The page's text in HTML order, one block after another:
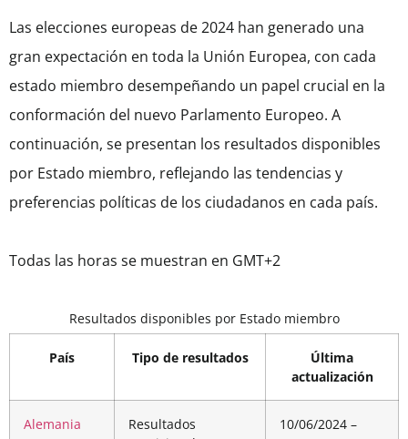
Las elecciones europeas de 2024 han generado una
gran expectación en toda la Unión Europea, con cada
estado miembro desempeñando un papel crucial en la
conformación del nuevo Parlamento Europeo. A
continuación, se presentan los resultados disponibles
por Estado miembro, reflejando las tendencias y
preferencias políticas de los ciudadanos en cada país.
Todas las horas se muestran en GMT+2
Resultados disponibles por Estado miembro
País Tipo de resultados
Última
actualización
Alemania
Resultados
10/06/2024 –